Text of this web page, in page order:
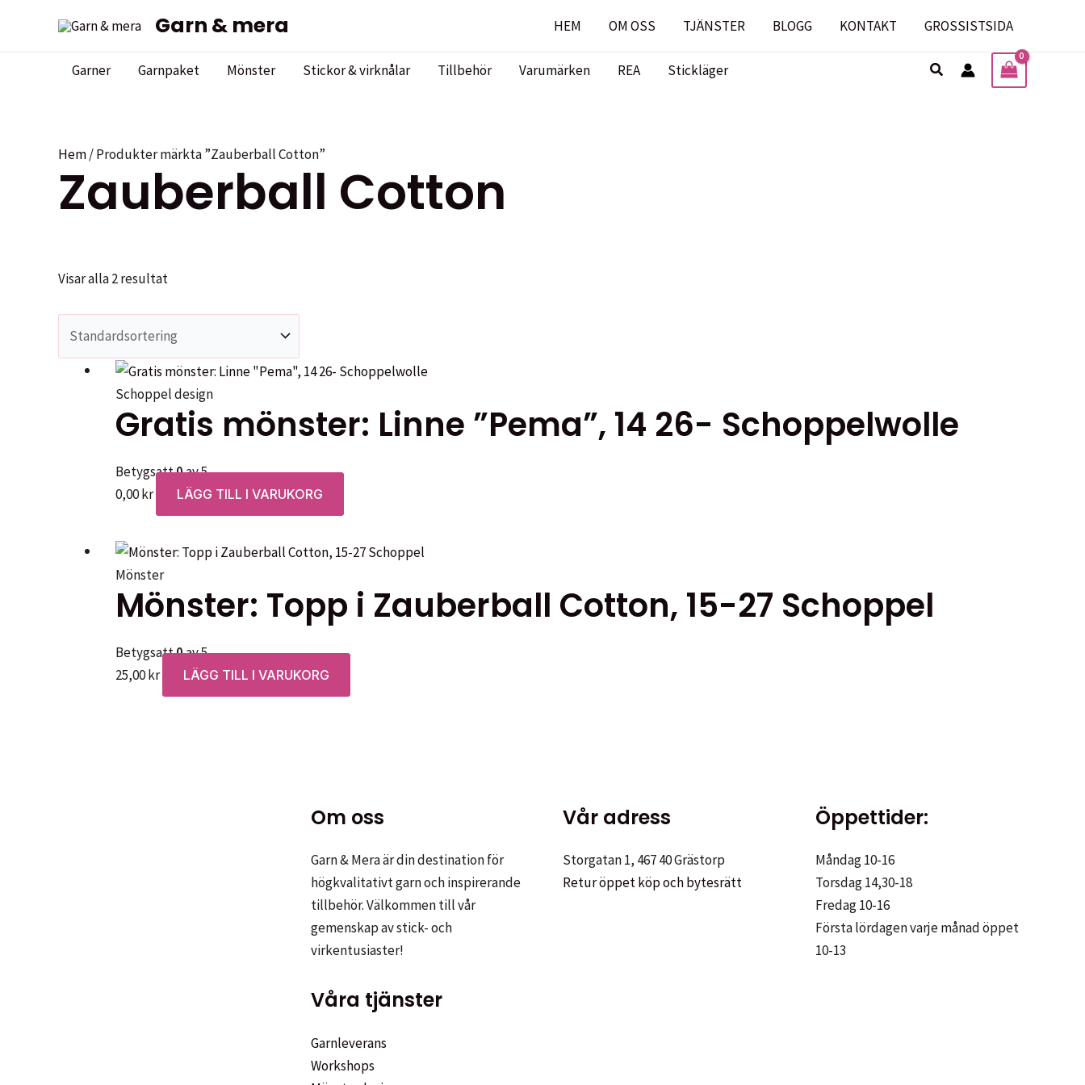
Garn & mera HEM OM OSS TJÄNSTER BLOGG KONTAKT GROSSISTSIDA
Garner Garnpaket Mönster Stickor & virknålar Tillbehör Varumärken REA Stickläger Sök
Hem/ Produkter märkta ”Zauberball Cotton”
Zauberball Cotton
Visar alla 2 resultat
Schoppel design
Gratis mönster: Linne ”Pema”, 14 26- Schoppelwolle
Betygsatt0av 5
0,00kr LÄGG TILL I VARUKORG
Mönster
Mönster: Topp i Zauberball Cotton, 15-27 Schoppel
Betygsatt0av 5
25,00kr LÄGG TILL I VARUKORG
Om oss
Garn & Mera är din destination för
högkvalitativt garn och inspirerande
tillbehör. Välkommen till vår
gemenskap av stick- och
virkentusiaster!
Våra tjänster
Garnleverans
Workshops
Vår adress
Storgatan 1, 467 40 Grästorp
Retur öppet köp och bytesrätt
Öppettider:
Måndag 10-16
Torsdag 14,30-18
Fredag 10-16
Första lördagen varje månad öppet
10-13